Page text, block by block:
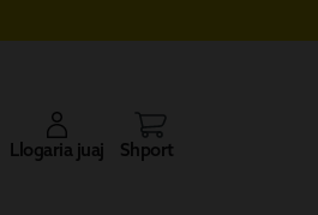
Llogaria juaj Shporta